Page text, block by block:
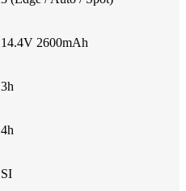
14.4V 2600mAh
3h
4h
SI